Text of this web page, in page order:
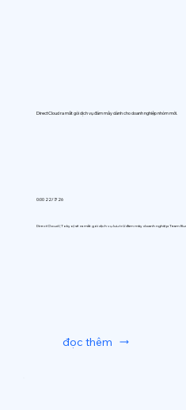
DirectCloud ra mắt gói dịch vụ đám mây dành cho doanh nghiệp nhóm mới.
0:00 22/7/26
DirectCloud (Tokyo) sẽ ra mắt gói dịch vụ lưu trữ đám mây doanh nghiệp Team
đọc thêm